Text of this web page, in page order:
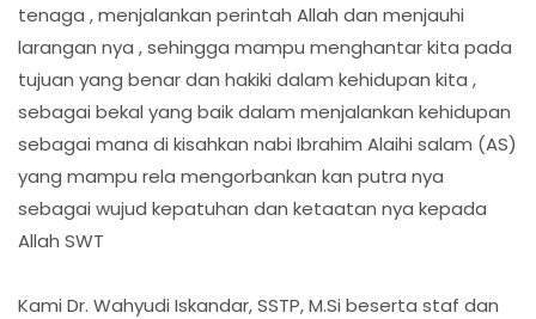
tenaga , menjalankan perintah Allah dan menjauhi
larangan nya , sehingga mampu menghantar kita pada
tujuan yang benar dan hakiki dalam kehidupan kita ,
sebagai bekal yang baik dalam menjalankan kehidupan
sebagai mana di kisahkan nabi Ibrahim Alaihi salam (AS)
yang mampu rela mengorbankan kan putra nya
sebagai wujud kepatuhan dan ketaatan nya kepada
Allah SWT
Kami Dr. Wahyudi Iskandar, SSTP, M.Si beserta staf dan